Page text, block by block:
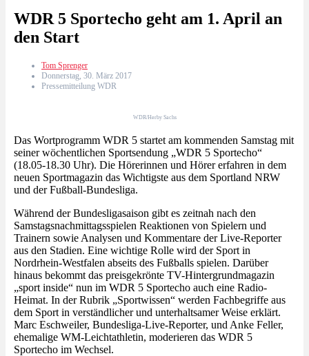
WDR 5 Sportecho geht am 1. April an
den Start
Tom Sprenger
Donnerstag, 30. März 2017
Pressemitteilung WDR
WDR/Herby Sachs
Das Wortprogramm WDR 5 startet am kommenden Samstag mit
seiner wöchentlichen Sportsendung „WDR 5 Sportecho“
(18.05-18.30 Uhr). Die Hörerinnen und Hörer erfahren in dem
neuen Sportmagazin das Wichtigste aus dem Sportland NRW
und der Fußball-Bundesliga.
Während der Bundesligasaison gibt es zeitnah nach den
Samstagsnachmittagsspielen Reaktionen von Spielern und
Trainern sowie Analysen und Kommentare der Live-Reporter
aus den Stadien. Eine wichtige Rolle wird der Sport in
Nordrhein-Westfalen abseits des Fußballs spielen. Darüber
hinaus bekommt das preisgekrönte TV-Hintergrundmagazin
„sport inside“ nun im WDR 5 Sportecho auch eine Radio-
Heimat. In der Rubrik „Sportwissen“ werden Fachbegriffe aus
dem Sport in verständlicher und unterhaltsamer Weise erklärt.
Marc Eschweiler, Bundesliga-Live-Reporter, und Anke Feller,
ehemalige WM-Leichtathletin, moderieren das WDR 5
Sportecho im Wechsel.